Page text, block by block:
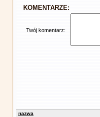
KOMENTARZE:
Twój komentarz:
nazwa